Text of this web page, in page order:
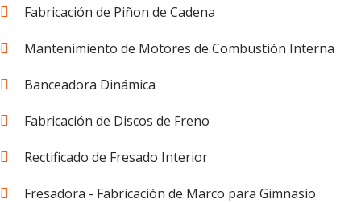
Fabricación de Piñon de Cadena
Mantenimiento de Motores de Combustión Interna
Banceadora Dinámica
Fabricación de Discos de Freno
Rectificado de Fresado Interior
Fresadora - Fabricación de Marco para Gimnasio